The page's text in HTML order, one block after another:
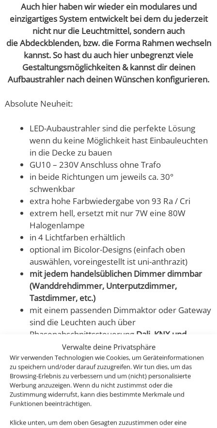
Verwalte deine Privatsphäre
Wir verwenden Technologien wie Cookies, um Geräteinformationen
zu speichern und/oder darauf zuzugreifen. Wir tun dies, um das
Browsing-Erlebnis zu verbessern und um (nicht) personalisierte
Werbung anzuzeigen. Wenn du nicht zustimmst oder die
Zustimmung widerrufst, kann dies bestimmte Merkmale und
Funktionen beeinträchtigen.
Klicke unten, um dem oben Gesagten zuzustimmen oder eine
Auch hier haben wir wieder ein modulares und
einzigartiges System entwickelt bei dem du jederzeit
nicht nur die Leuchtmittel, sondern auch
die Abdeckblenden, bzw. die Forma Rahmen wechseln
kannst. So hast du auch hier unbegrenzt viele
Gestaltungsmöglichkeiten & kannst dir deinen
Aufbaustrahler nach deinen Wünschen konfigurieren.
Absolute Neuheit:
LED-Aubaustrahler sind die perfekte Lösung
wenn du keine Möglichkeit hast Einbauleuchten
in die Decke zu bauen
GU10 – 230V Anschluss ohne Trafo
in beide Richtungen um jeweils ca. 30°
schwenkbar
extra hohe Farbwiedergabe von 93 Ra / Cri
extrem hell, ersetzt mit nur 7W eine 80W
Halogenlampe
in 4 Lichtfarben erhältlich
optional im Bicolor-Designs (einfach oben
auswählen, voreingestellt ist uni-anthrazit)
mit jedem handelsüblichen Dimmer dimmbar
(Wanddrehdimmer, Unterputzdimmer,
Tastdimmer, etc.)
mit einem passenden Dimmaktor oder Gateway
sind die Leuchten auch über
Phasenabschnittssteuerung Dali, KNX und
Loxone kompatibelbzw. dimmbar.
Unsere Aufbauleuchten unterscheiden sich nicht nur
im Design, sondern heben sich auch erheblich von der
Verarbeitungsqualität anderer Anbieter ab. Wir
verarbeiten auch hier nur reinstes CNC-gefrästes Voll-
Aluminium, die Strahler werden zudem nicht mit einer